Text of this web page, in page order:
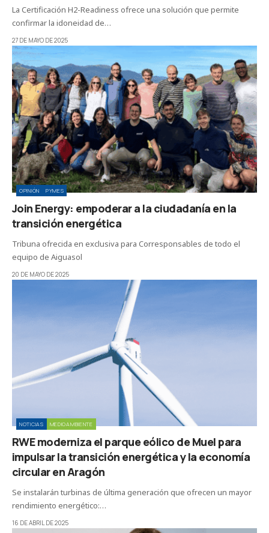
La Certificación H2-Readiness ofrece una solución que permite
confirmar la idoneidad de…
27 DE MAYO DE 2025
OPINIÓN PYMES
Join Energy: empoderar a la ciudadanía en la
transición energética
Tribuna ofrecida en exclusiva para Corresponsables de todo el
equipo de Aiguasol
20 DE MAYO DE 2025
NOTICIAS MEDIOAMBIENTE
RWE moderniza el parque eólico de Muel para
impulsar la transición energética y la economía
circular en Aragón
Se instalarán turbinas de última generación que ofrecen un mayor
rendimiento energético:…
16 DE ABRIL DE 2025